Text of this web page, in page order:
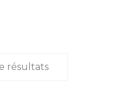
résultats